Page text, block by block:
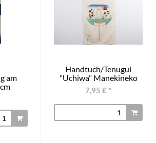
am
Handtuch/Tenugui
"Uchiwa" Manekineko
7,95 € *